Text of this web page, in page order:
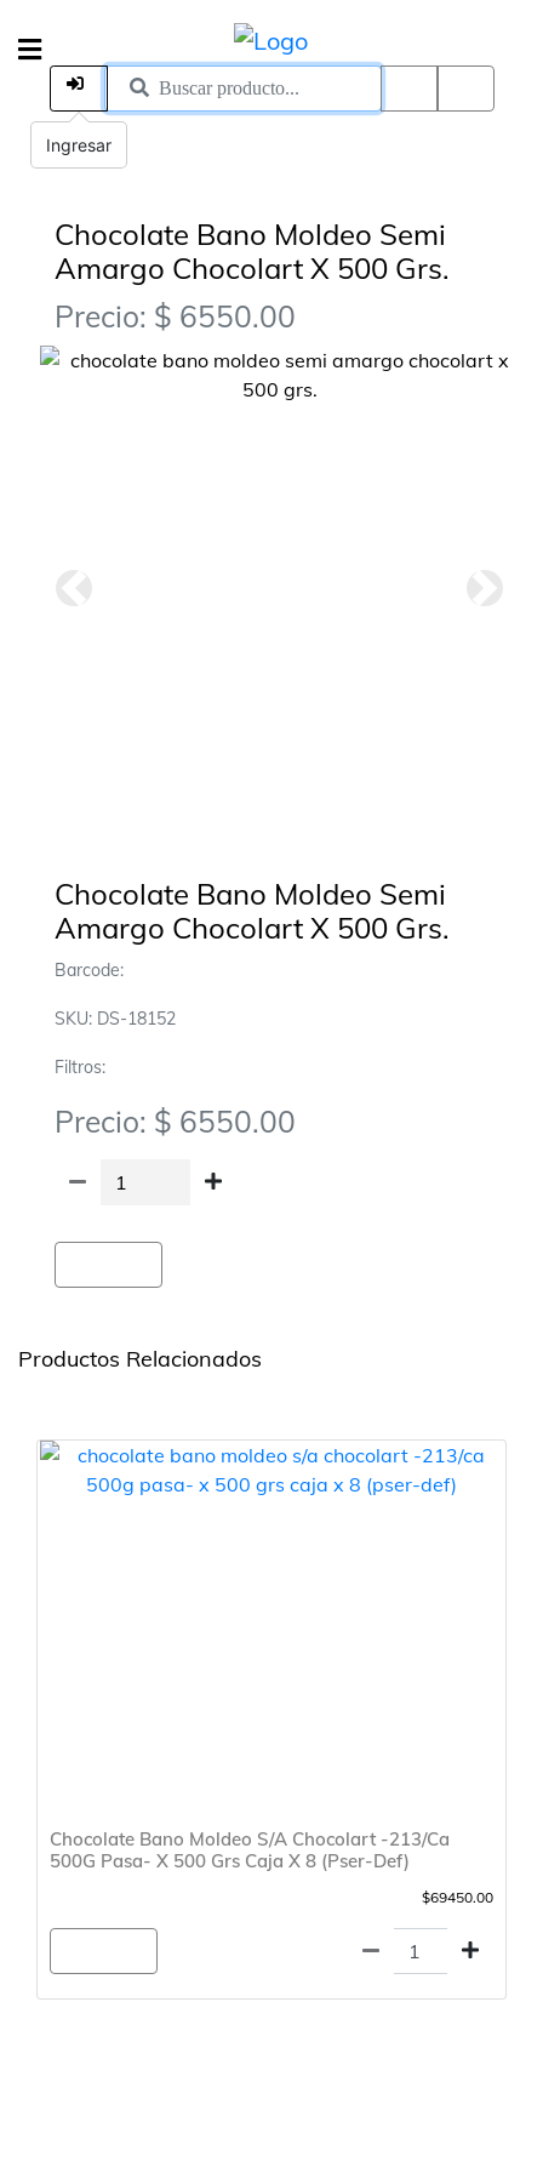
Chocolate Bano Moldeo Semi
Amargo Chocolart X 500 Grs.
Precio: $ 6550.00
Chocolate Bano Moldeo Semi
Amargo Chocolart X 500 Grs.
Barcode:
SKU: DS-18152
Filtros:
Precio: $ 6550.00
Productos Relacionados
Chocolate Bano Moldeo S/A Chocolart -213/Ca
500G Pasa- X 500 Grs Caja X 8 (Pser-Def)
$69450.00
Ingresar